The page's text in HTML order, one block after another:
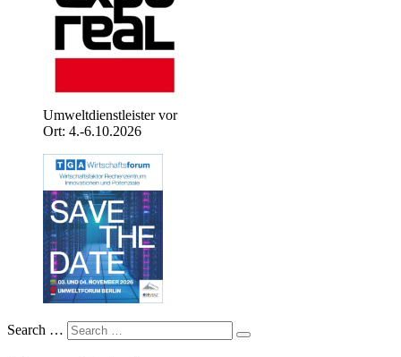
Umweltdienstleister vor
Ort: 4.-6.10.2026
Search …